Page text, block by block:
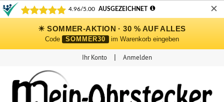
✕
☀ SOMMER-AKTION · 30 % AUF ALLES
Code SOMMER30 im Warenkorb eingeben
Ihr Konto Anmelden